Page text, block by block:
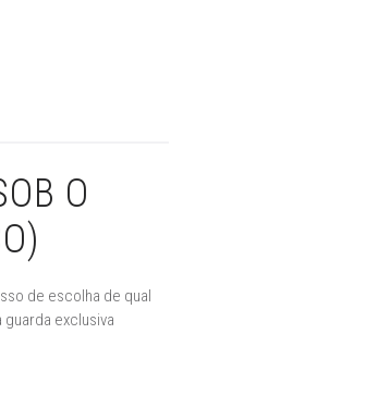
O
de escolha de qual
exclusiva